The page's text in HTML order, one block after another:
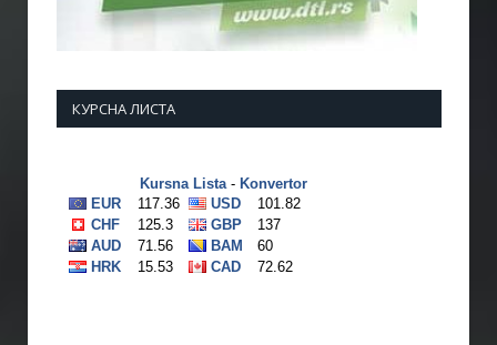
КУРСНА ЛИСТА